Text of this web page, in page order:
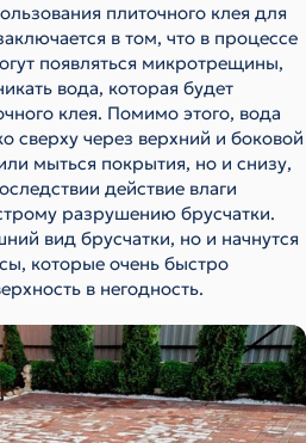
плиточного клея для
в том, что в процессе
появляться микротрещины,
вода, которая будет
клея. Помимо этого, вода
сверху через верхний и боковой
мыться покрытия, но и снизу,
действие влаги
разрушению брусчатки.
вид брусчатки, но и начнутся
которые очень быстро
в негодность.